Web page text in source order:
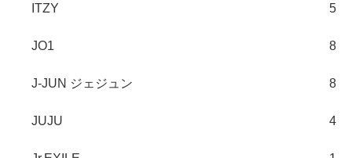
ITZY 5
JO1 8
J-JUN ジェジュン 8
JUJU 4